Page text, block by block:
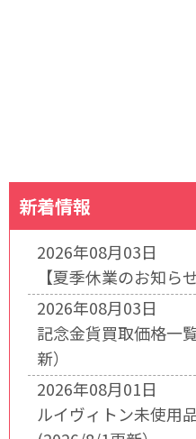
新着情報
2026年08月03日
【夏季休業のお知らせ
2026年08月03日
記念金貨買取価格一
新）
2026年08月01日
ルイヴィトン未使用